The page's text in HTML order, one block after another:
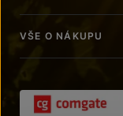
VŠE O NÁKUPU